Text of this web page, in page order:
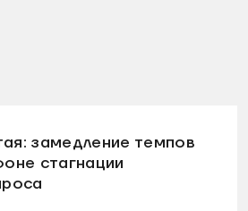
замедление темпов
стагнации